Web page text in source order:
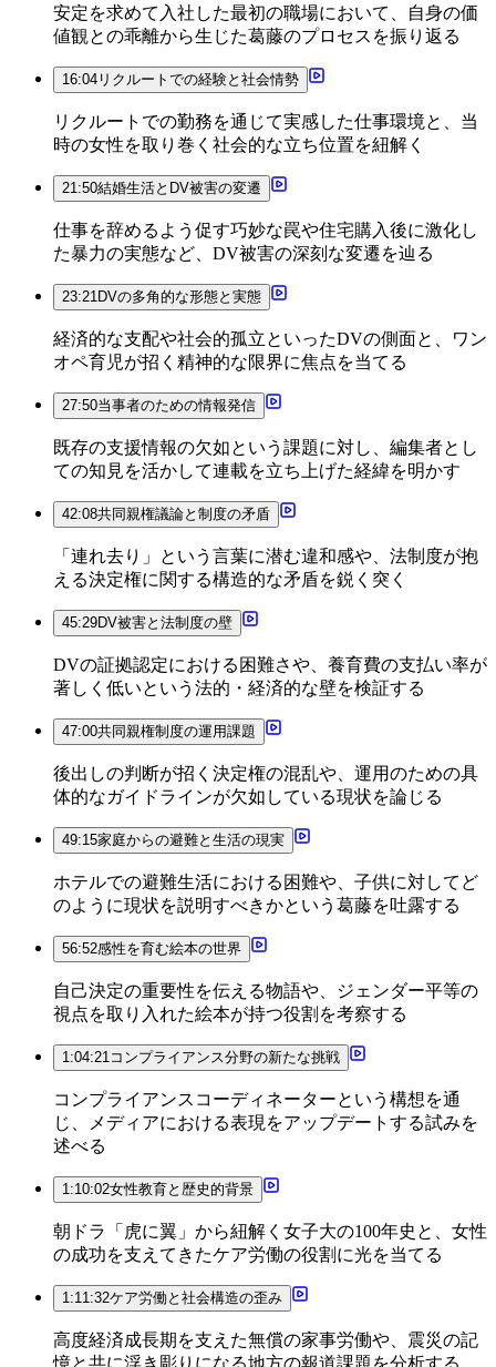
安定を求めて入社した最初の職場において、自身の価
値観との乖離から生じた葛藤のプロセスを振り返る
16:04 リクルートでの経験と社会情勢
リクルートでの勤務を通じて実感した仕事環境と、当
時の女性を取り巻く社会的な立ち位置を紐解く
21:50結婚生活とDV被害の変遷
仕事を辞めるよう促す巧妙な罠や住宅購入後に激化し
た暴力の実態など、DV被害の深刻な変遷を辿る
23:21DVの多角的な形態と実態
経済的な支配や社会的孤立といったDVの側面と、ワン
オペ育児が招く精神的な限界に焦点を当てる
27:50当事者のための情報発信
既存の支援情報の欠如という課題に対し、編集者とし
ての知見を活かして連載を立ち上げた経緯を明かす
42:08共同親権議論と制度の矛盾
「連れ去り」という言葉に潜む違和感や、法制度が抱
える決定権に関する構造的な矛盾を鋭く突く
45:29DV被害と法制度の壁
DVの証拠認定における困難さや、養育費の支払い率が
著しく低いという法的・経済的な壁を検証する
47:00共同親権制度の運用課題
後出しの判断が招く決定権の混乱や、運用のための具
体的なガイドラインが欠如している現状を論じる
49:15家庭からの避難と生活の現実
ホテルでの避難生活における困難や、子供に対してど
のように現状を説明すべきかという葛藤を吐露する
56:52感性を育む絵本の世界
自己決定の重要性を伝える物語や、ジェンダー平等の
視点を取り入れた絵本が持つ役割を考察する
1:04:21コンプライアンス分野の新たな挑戦
コンプライアンスコーディネーターという構想を通
じ、メディアにおける表現をアップデートする試みを
述べる
1:10:02女性教育と歴史的背景
朝ドラ「虎に翼」から紐解く女子大の100年史と、女性
の成功を支えてきたケア労働の役割に光を当てる
1:11:32ケア労働と社会構造の歪み
高度経済成長期を支えた無償の家事労働や、震災の記